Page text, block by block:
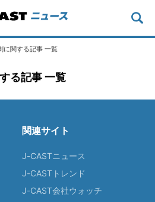
に関する記事 一覧
る記事 一覧
関連サイト
J-CASTニュース
J-CASTトレンド
J-CAST会社ウォッチ